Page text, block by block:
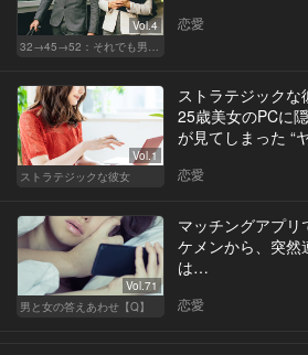
Vol.4
32→45→52：それでも男は完成しない。
恋愛
Vol.1
ストラテジックな彼女
ストラテジックな
25歳美女のPCに
が見てしまった “
恋愛
Vol.71
男と女の答えあわせ【Q】
マッチングアプリ
ケメンから、突然
は…
恋愛